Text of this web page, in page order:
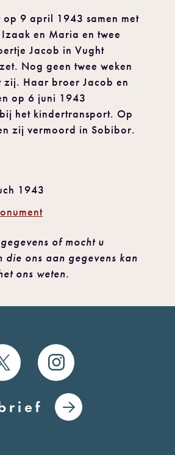
9 april 1943 samen met
en Maria en twee
Jacob in Vught
Nog geen twee weken
Haar broer Jacob en
op 6 juni 1943
het kindertransport. Op
zij vermoord in Sobibor.
1943
of mocht u
die ons aan gegevens kan
ons weten.